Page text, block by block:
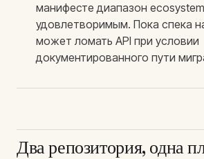
манифесте диапазон
удовлетворимым. Пока спека
может ломать API при условии
документированного пути
Два репозитория, одна